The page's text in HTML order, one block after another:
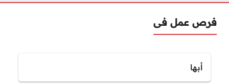
فرص عمل فى
أبها